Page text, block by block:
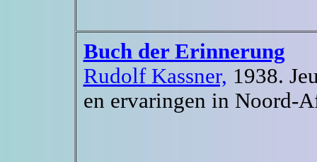
Buch der Erinnerung
Rudolf Kassner, 1938.
en ervaringen in Noord-